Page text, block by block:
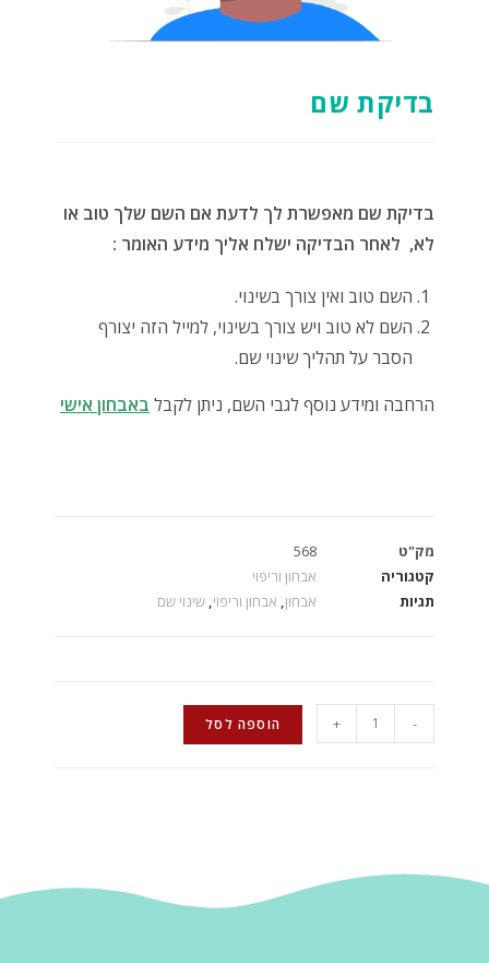
בדיקת שם
בדיקת שם מאפשרת לך לדעת אם השם שלך טוב או
לא, לאחר הבדיקה ישלח אליך מידע האומר :
השם טוב ואין צורך בשינוי.
השם לא טוב ויש צורך בשינוי, למייל הזה יצורף
הסבר על תהליך שינוי שם.
הרחבה ומידע נוסף לגבי השם, ניתן לקבל באבחון אישי
מק"ט
568
קטגוריה
אבחון וריפוי
תגיות
אבחון, אבחון וריפוי, שינוי שם
-
+ הוספה לסל